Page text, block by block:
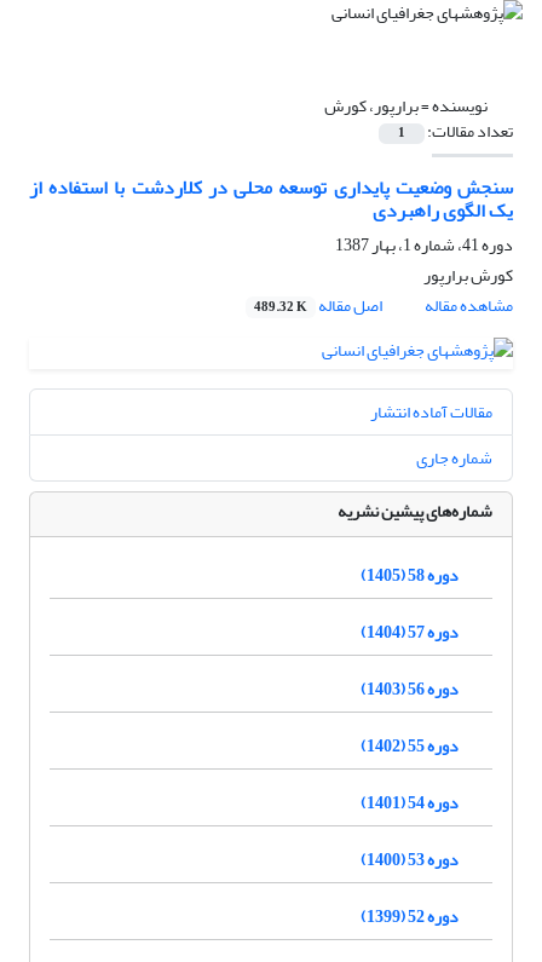
نویسنده =برارپور، کورش
تعداد مقالات: 1
سنجش وضعیت پایداری توسعه محلی در کلاردشت با استفاده از
یک الگوی راهبردی
دوره 41، شماره 1، بهار 1387
کورش برارپور
مشاهده مقاله
اصل مقاله 489.32 K
مقالات آماده انتشار
شماره جاری
شماره‌های پیشین نشریه
دوره 58 (1405)
دوره 57 (1404)
دوره 56 (1403)
دوره 55 (1402)
دوره 54 (1401)
دوره 53 (1400)
دوره 52 (1399)